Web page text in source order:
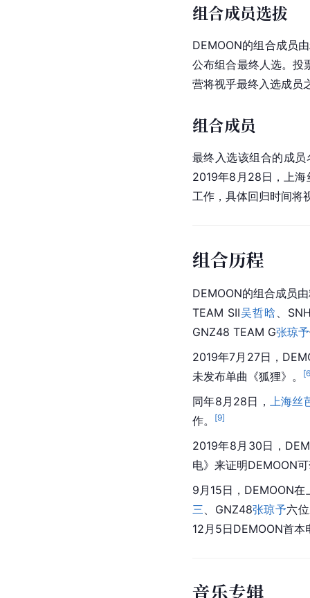
组合成员选拔
DEMOON的组合成员
公布组合最终人选。投
营将视乎最终入选成员
组合成员
最终入选该组合的成员
2019年8月28日，上海
工作，具体回归时间将
组合历程
DEMOON的组合成员
TEAM SII吴哲晗 、
GNZ48 TEAM G张琼予
2019年7月27日，
未发布单曲《狐狸》。
[
同年8月28日， 上海丝
作。
[9]
2019年8月30日，
电》来证明DEMOON
9月15日，DEMOON
三、GNZ48张琼予六
12月5日DEMOON首本
音乐专辑